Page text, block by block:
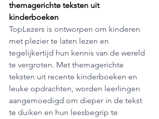
themagerichte teksten uit
kinderboeken
TopLezers is ontworpen om kinderen
met plezier te laten lezen en
tegelijkertijd hun kennis van de wereld
te vergroten. Met themagerichte
teksten uit recente kinderboeken en
leuke opdrachten, worden leerlingen
aangemoedigd om dieper in de tekst
te duiken en hun leesbegrip te